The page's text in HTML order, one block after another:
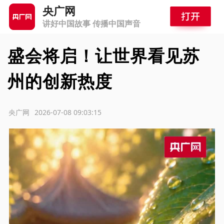
央广网
讲好中国故事 传播中国声音
盛会将启！让世界看见苏
州的创新热度
2026-07-08 09:03:15
央广网